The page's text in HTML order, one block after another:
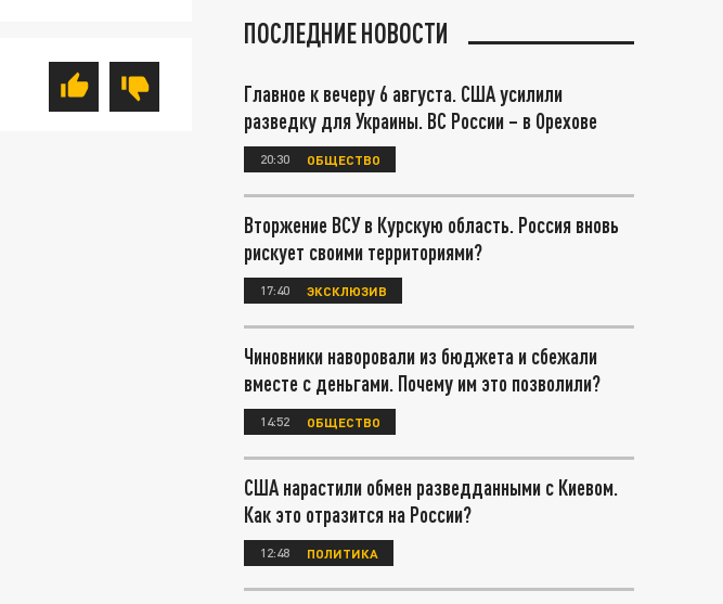
ПОСЛЕДНИЕ НОВОСТИ
Главное к вечеру 6 августа. США усилили
разведку для Украины. ВС России – в Орехове
20:30 ОБЩЕСТВО
Вторжение ВСУ в Курскую область. Россия вновь
рискует своими территориями?
17:40 ЭКСКЛЮЗИВ
Чиновники наворовали из бюджета и сбежали
вместе с деньгами. Почему им это позволили?
14:52 ОБЩЕСТВО
США нарастили обмен разведданными с Киевом.
Как это отразится на России?
12:48 ПОЛИТИКА